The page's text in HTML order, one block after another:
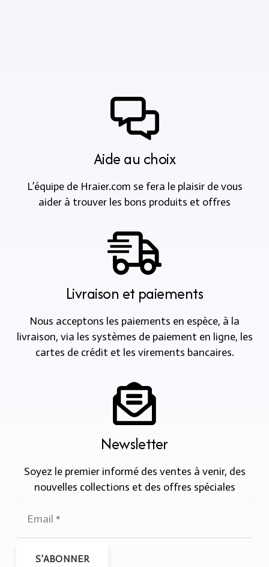
Aide au choix
L’équipe de Hraier.com se fera le plaisir de vous
aider à trouver les bons produits et offres
Livraison et paiements
Nous acceptons les paiements en espèce, à la
livraison, via les systèmes de paiement en ligne, les
cartes de crédit et les virements bancaires.
Newsletter
Soyez le premier informé des ventes à venir, des
nouvelles collections et des offres spéciales
S’ABONNER